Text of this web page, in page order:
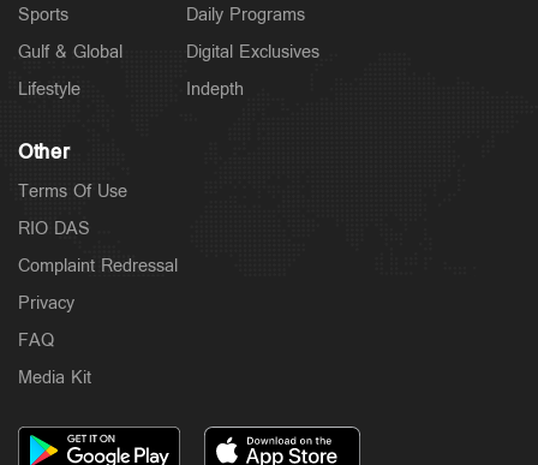
Sports
Gulf & Global
Lifestyle
Daily Programs
Digital Exclusives
Indepth
Other
Terms Of Use
RIO DAS
Complaint Redressal
Privacy
FAQ
Media Kit